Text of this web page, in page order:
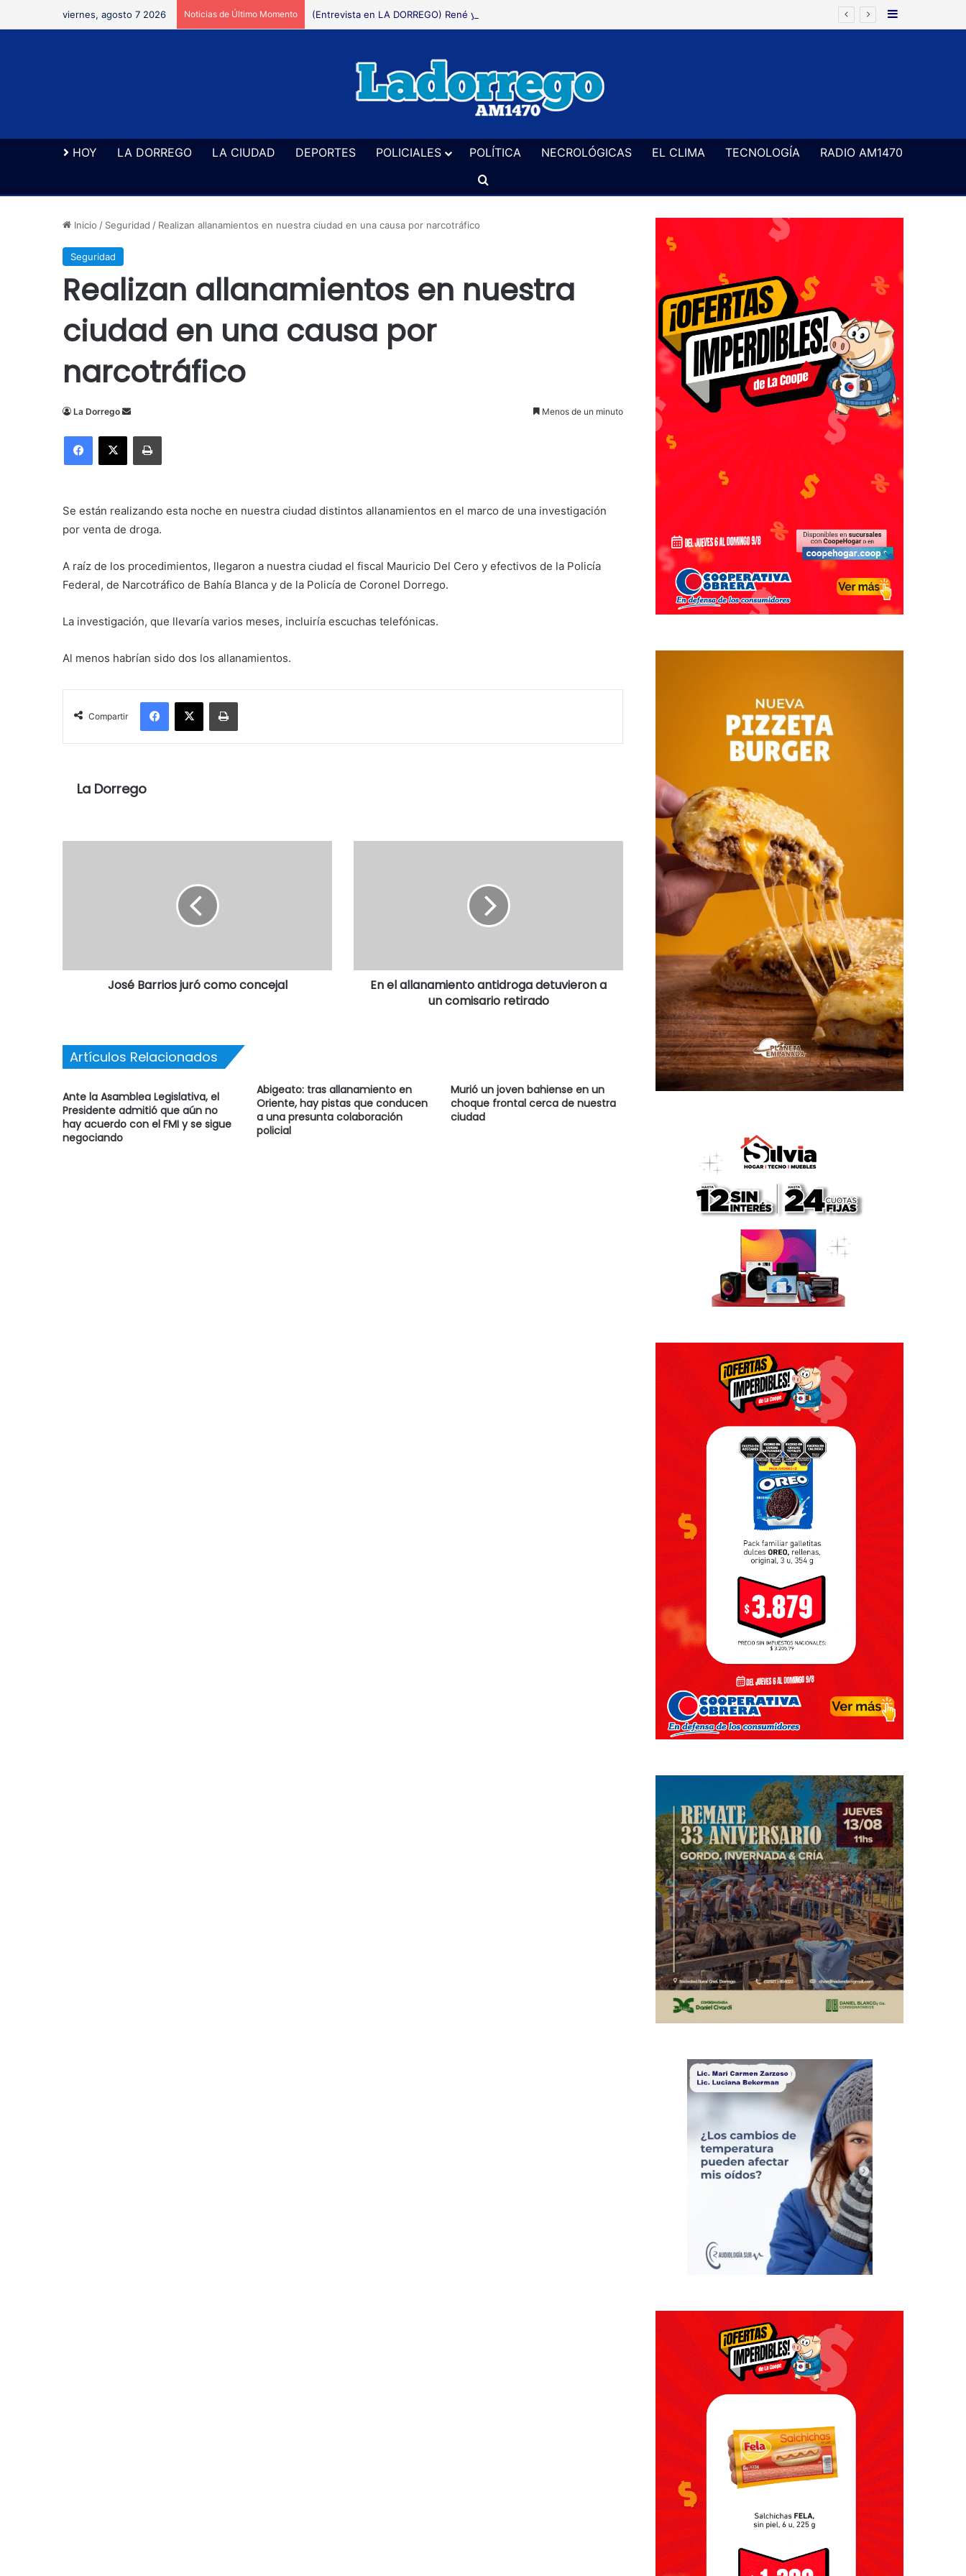
viernes, agosto 7 2026 Noticias de Último Momento Barra Lateral
HOY LA DORREGO LA CIUDAD DEPORTES POLICIALES POLÍTICA NECROLÓGICAS EL CLIMA TECNOLOGÍA
RADIO AM1470
Buscar
Inicio / Seguridad / Realizan allanamientos en nuestra ciudad en una causa por narcotráfico
Seguridad
Realizan allanamientos en nuestra
ciudad en una causa por
narcotráfico
La Dorrego
Send
email
Menos de un minuto
Facebook
X Imprimir
Se están realizando esta noche en nuestra ciudad distintos allanamientos en el marco de una investigación
por venta de droga.
A raíz de los procedimientos, llegaron a nuestra ciudad el fiscal Mauricio Del Cero y efectivos de la Policía
Federal, de Narcotráfico de Bahía Blanca y de la Policía de Coronel Dorrego.
La investigación, que llevaría varios meses, incluiría escuchas telefónicas.
Al menos habrían sido dos los allanamientos.
Compartir
Facebook
X Imprimir
La Dorrego
José Barrios juró como concejal
En el allanamiento antidroga detuvieron a
un comisario retirado
Artículos Relacionados
Ante la Asamblea Legislativa, el
Presidente admitió que aún no
hay acuerdo con el FMI y se sigue
negociando
Abigeato: tras allanamiento en
Oriente, hay pistas que conducen
a una presunta colaboración
policial
Murió un joven bahiense en un
choque frontal cerca de nuestra
ciudad